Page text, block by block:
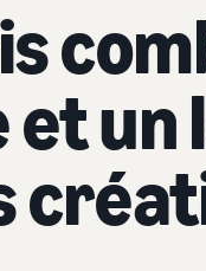
et un